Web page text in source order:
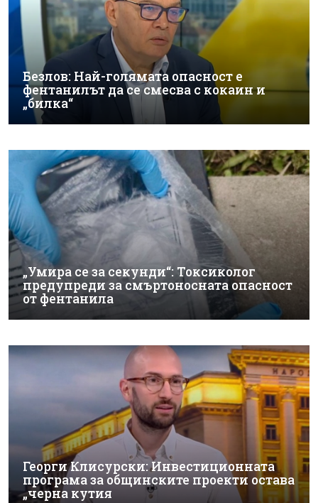
Безлов: Най-голямата опасност е
фентанилът да се смесва с кокаин и
„билка“
„Умира се за секунди“: Токсиколог
предупреди за смъртоносната опасност
от фентанила
Георги Клисурски: Инвестиционната
програма за общинските проекти остава
„черна кутия